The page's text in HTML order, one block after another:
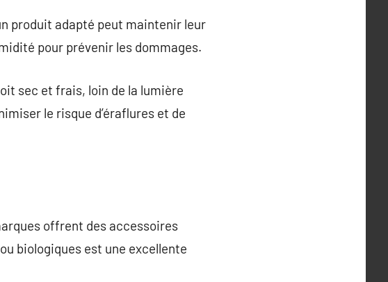
produit adapté peut maintenir leur
pour prévenir les dommages.
sec et frais, loin de la lumière
le risque d’éraflures et de
offrent des accessoires
biologiques est une excellente